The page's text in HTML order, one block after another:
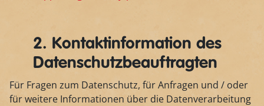
2. Kontaktinformation des
Datenschutzbeauftragten
Für Fragen zum Datenschutz, für Anfragen und / oder
für weitere Informationen über die Datenverarbeitung